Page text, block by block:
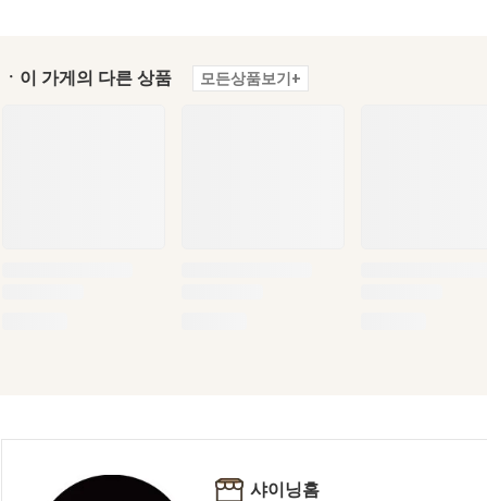
ㆍ이 가게의 다른 상품 모든상품보기+
샤이닝홈